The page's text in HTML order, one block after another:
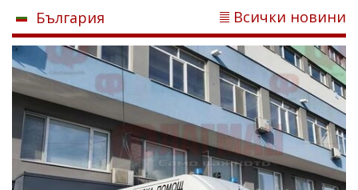
България Всички новини